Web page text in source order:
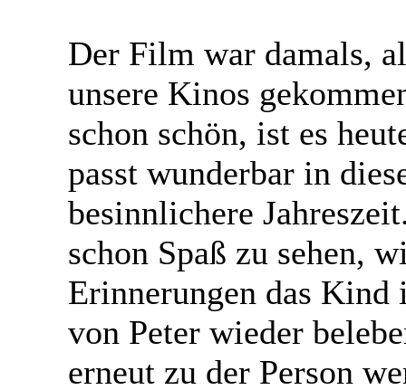
Der Film war damals,
unsere Kinos
schon schön, ist es
passt wunderbar in
besinnlichere
schon Spaß zu sehen,
Erinnerungen das Kind
von Peter wieder
erneut zu der Person